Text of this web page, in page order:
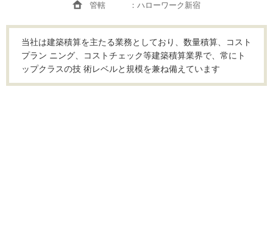
管轄
：ハローワーク新宿
当社は建築積算を主たる業務としており、数量積算、コスト
プラン ニング、コストチェック等建築積算業界で、常にト
ップクラスの技 術レベルと規模を兼ね備えています